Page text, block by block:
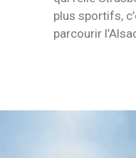
plus sportifs,
parcourir